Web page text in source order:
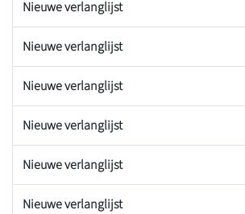
Nieuwe verlanglijst
Nieuwe verlanglijst
Nieuwe verlanglijst
Nieuwe verlanglijst
Nieuwe verlanglijst
Nieuwe verlanglijst